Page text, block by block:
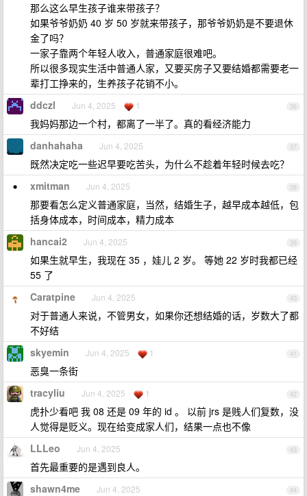
那么这么早生孩子谁来带孩子？
如果爷爷奶奶 40 岁 50 岁就来带孩子，那爷爷奶奶是不要退休
金了吗？
一家子靠两个年轻人收入，普通家庭很难吧。
所以很多现实生活中普通人家，又要买房子又要结婚都需要老一
辈打工挣来的，生养孩子花销不小。
36
ddczl Jun 4, 2025 1
我妈妈那边一个村，都离了一半了。真的看经济能力
37
danhahaha Jun 4, 2025
既然决定吃一些迟早要吃苦头，为什么不趁着年轻时候去吃？
38
xmitman Jun 4, 2025
那要看怎么定义普通家庭，当然，结婚生子，越早成本越低，包
括身体成本，时间成本，精力成本
39
hancai2 Jun 4, 2025
如果生就早生，我现在 35 ，娃儿 2 岁。 等她 22 岁时我都已经
55 了
40
Caratpine Jun 4, 2025
对于普通人来说，不管男女，如果你还想结婚的话，岁数大了都
不好结
41
skyemin Jun 4, 2025 1
恶臭一条街
42
tracyliu Jun 4, 2025 1
虎扑少看吧 我 08 还是 09 年的 id 。 以前 jrs 是贱人们复数，没
人觉得是贬义。现在给变成家人们，结果一点也不像
43
LLLeo Jun 4, 2025
首先最重要的是遇到良人。
44
shawn4me Jun 4, 2025